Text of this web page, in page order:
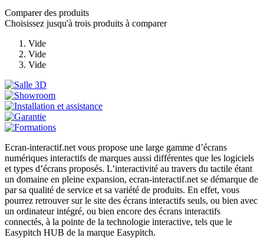
Comparer des produits
Choisissez jusqu'à trois produits à comparer
Vide
Vide
Vide
Ecran-interactif.net vous propose une large gamme d’écrans
numériques interactifs de marques aussi différentes que les logiciels
et types d’écrans proposés. L’interactivité au travers du tactile étant
un domaine en pleine expansion, ecran-interactif.net se démarque de
par sa qualité de service et sa variété de produits. En effet, vous
pourrez retrouver sur le site des écrans interactifs seuls, ou bien avec
un ordinateur intégré, ou bien encore des écrans interactifs
connectés, à la pointe de la technologie interactive, tels que le
Easypitch HUB de la marque Easypitch.